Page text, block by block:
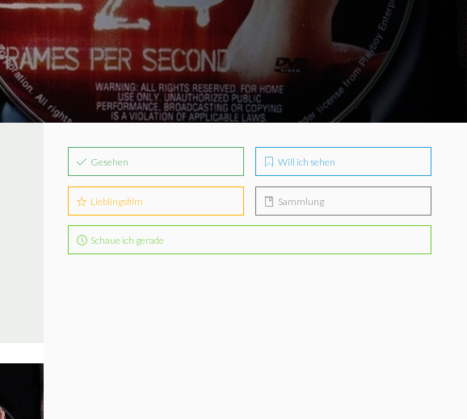
Gesehen Will ich sehen
Lieblingsfilm Sammlung
Schaue ich gerade